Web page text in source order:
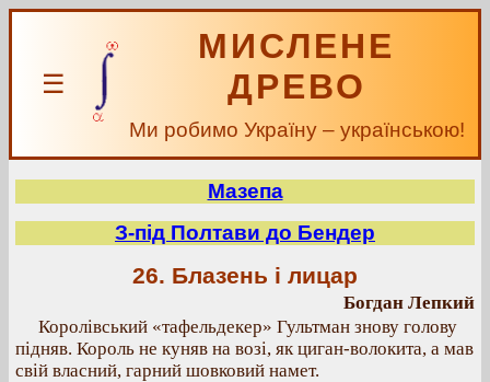
☰
МИСЛЕНЕ
ДРЕВО
Ми робимо Україну – українською!
Мазепа
З-під Полтави до Бендер
26. Блазень і лицар
Богдан Лепкий
Королівський «тафельдекер» Гультман знову голову
підняв. Король не куняв на возі, як циган-волокита, а мав
свій власний, гарний шовковий намет.